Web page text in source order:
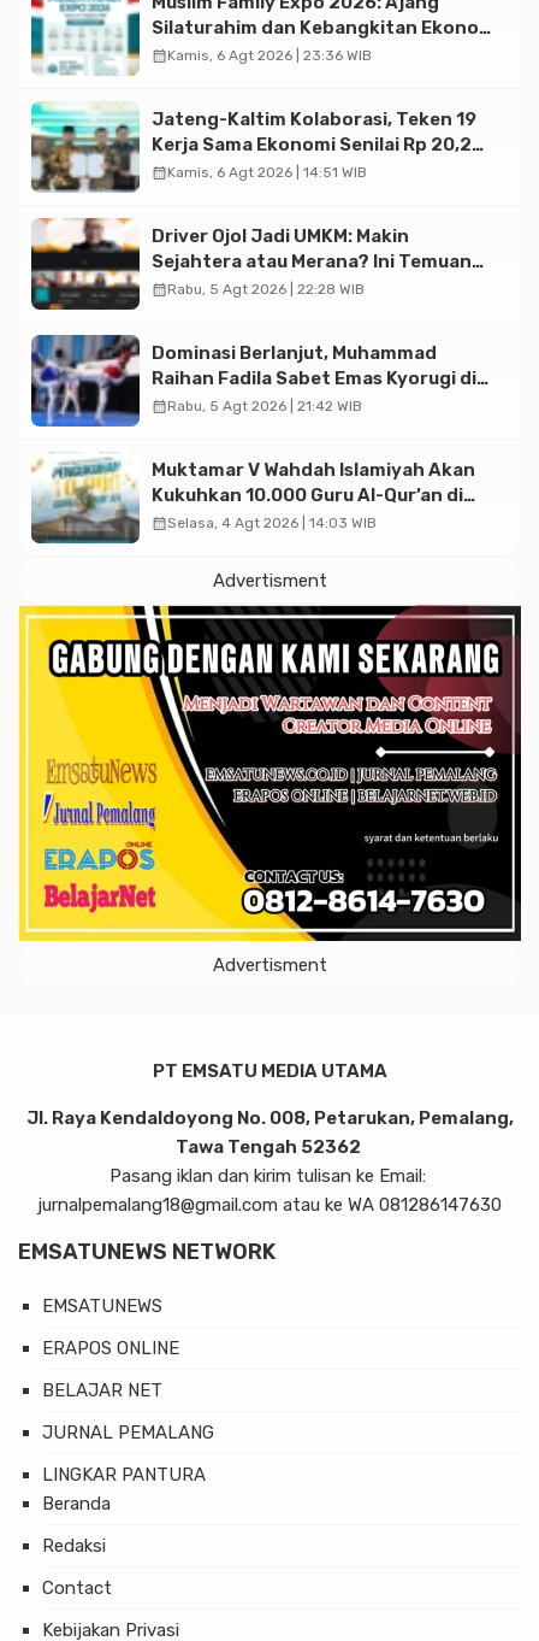
Silaturahim dan Kebangkitan Ekonomi
Halal di Jakarta
calendar_monthKamis, 6 Agt 2026 | 23:36 WIB
Jateng-Kaltim Kolaborasi, Teken 19
Kerja Sama Ekonomi Senilai Rp 20,2
Triliun
calendar_monthKamis, 6 Agt 2026 | 14:51 WIB
Driver Ojol Jadi UMKM: Makin
Sejahtera atau Merana? Ini Temuan
Diskusi Paramadina
calendar_monthRabu, 5 Agt 2026 | 22:28 WIB
Dominasi Berlanjut, Muhammad
Raihan Fadila Sabet Emas Kyorugi di
Asian Taekwondo Indonesia Open
calendar_monthRabu, 5 Agt 2026 | 21:42 WIB
Muktamar V Wahdah Islamiyah Akan
Kukuhkan 10.000 Guru Al-Qur’an di
Masjid Istiqlal
calendar_monthSelasa, 4 Agt 2026 | 14:03 WIB
Advertisment
Advertisment
PT EMSATU MEDIA UTAMA
Jl. Raya Kendaldoyong No. 008, Petarukan, Pemalang,
Tawa Tengah 52362
Pasang iklan dan kirim tulisan ke Email:
jurnalpemalang18@gmail.com atau ke WA 081286147630
EMSATUNEWS NETWORK
EMSATUNEWS
ERAPOS ONLINE
BELAJAR NET
JURNAL PEMALANG
LINGKAR PANTURA
Beranda
Redaksi
Contact
Kebijakan Privasi